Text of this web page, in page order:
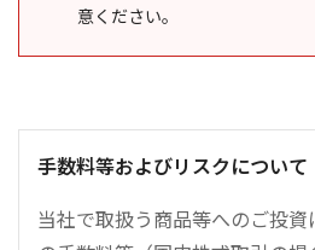
意ください。
手数料等およびリスクについて
当社で取扱う商品等へのご投